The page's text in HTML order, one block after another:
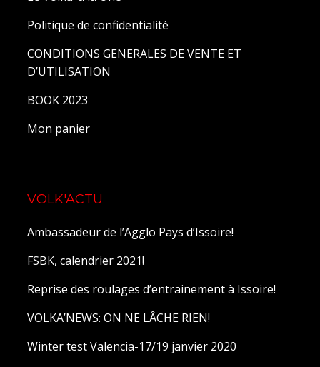
Politique de confidentialité
CONDITIONS GENERALES DE VENTE ET
D’UTILISATION
BOOK 2023
Mon panier
VOLK'ACTU
Ambassadeur de l’Agglo Pays d’Issoire!
FSBK, calendrier 2021!
Reprise des roulages d’entrainement à Issoire!
VOLKA’NEWS: ON NE LÂCHE RIEN!
Winter test Valencia-17/19 janvier 2020